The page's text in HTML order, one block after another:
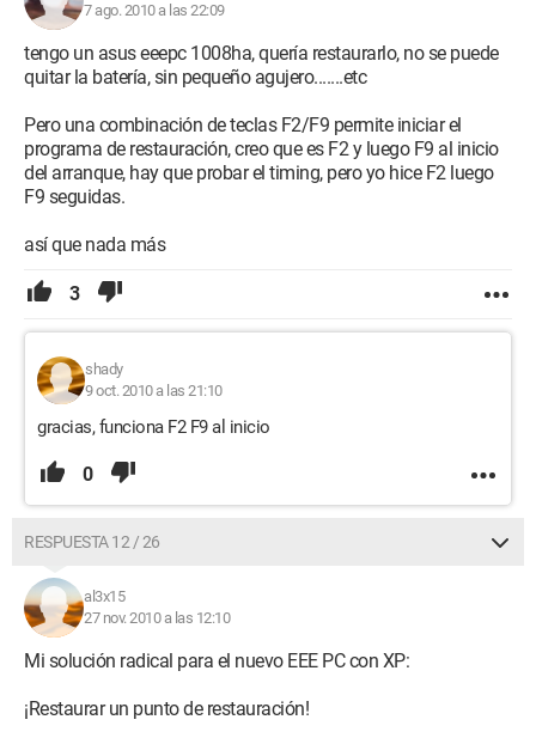
7 ago. 2010 a las 22:09
tengo un asus eeepc 1008ha, quería restaurarlo, no se puede
quitar la batería, sin pequeño agujero.......etc
Pero una combinación de teclas F2/F9 permite iniciar el
programa de restauración, creo que es F2 y luego F9 al inicio
del arranque, hay que probar el timing, pero yo hice F2 luego
F9 seguidas.
así que nada más
3
shady
9 oct. 2010 a las 21:10
gracias, funciona F2 F9 al inicio
0
RESPUESTA 12 / 26
al3x15
27 nov. 2010 a las 12:10
Mi solución radical para el nuevo EEE PC con XP:
¡Restaurar un punto de restauración!